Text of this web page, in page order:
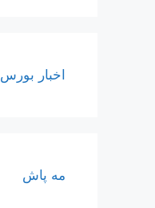
اخبار بورس
مه پاش